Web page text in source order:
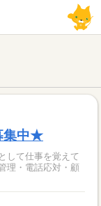
集中★
して仕事を覚えて
理・電話応対・顧